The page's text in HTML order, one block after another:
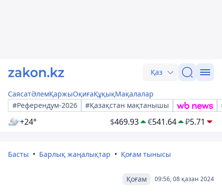
Қаз
СаясатӘлемҚаржыОқиғаҚұқықМақалалар
#Референдум-2026
#Қазақстан мақтанышы
+24° $469.93 €541.64 ₽5.71
Басты Барлық жаңалықтар Қоғам тынысы
09:56, 08 қазан 2024
Қоғам